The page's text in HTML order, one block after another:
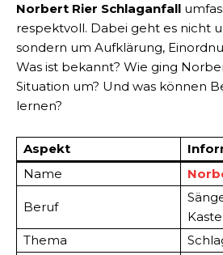
Norbert Rier Schlaganfall
respektvoll. Dabei geht es nicht
sondern um Aufklärung,
Was ist bekannt? Wie ging
Situation um? Und was können
lernen?
Aspekt
Name
Beruf
Thema